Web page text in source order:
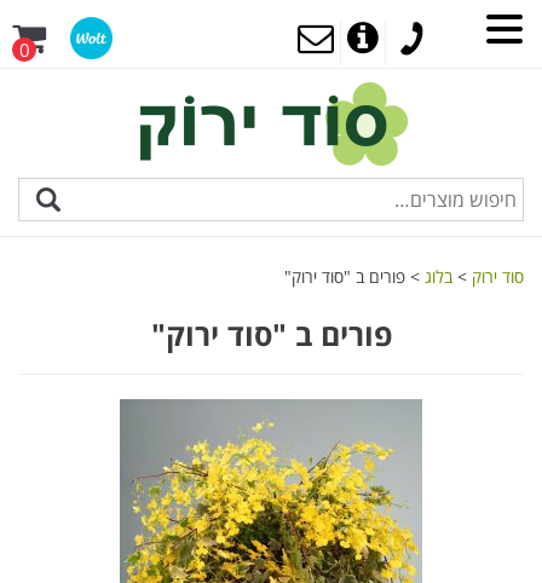
0
סוד ירוק >בלוג > פורים ב "סוד ירוק"
פורים ב "סוד ירוק"